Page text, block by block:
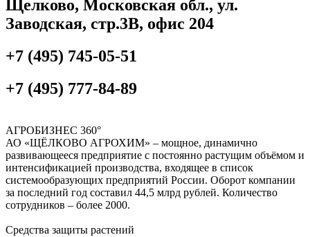
Щелково, Московская обл., ул.
Заводская, стр.3В, офис 204
+7 (495) 745-05-51
+7 (495) 777-84-89
АГРОБИЗНЕС 360°
АО «ЩЁЛКОВО АГРОХИМ» – мощное, динамично
развивающееся предприятие с постоянно растущим объёмом и
интенсификацией производства, входящее в список
системообразующих предприятий России. Оборот компании
за последний год составил 44,5 млрд рублей. Количество
сотрудников – более 2000.
Средства защиты растений